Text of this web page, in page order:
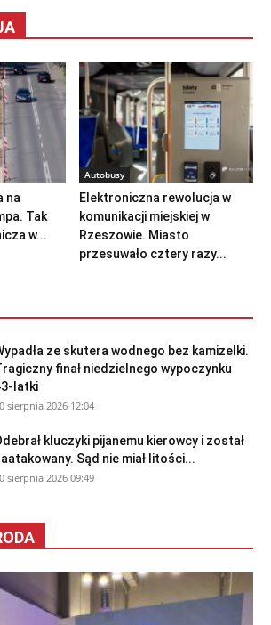
na
Tak
w...
Autobusy
Elektroniczna rewolucja w
komunikacji miejskiej w
Rzeszowie. Miasto
przesuwało cztery razy...
ze skutera wodnego bez kamizelki.
finał niedzielnego wypoczynku
latki
sierpnia 2026 12:04
kluczyki pijanemu kierowcy i został
Sąd nie miał litości...
sierpnia 2026 09:49